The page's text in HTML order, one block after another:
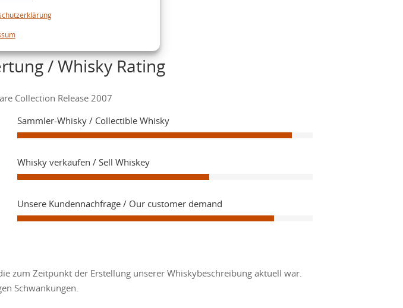
/ Whisky Rating
Collection Release 2007
Sammler-Whisky / Collectible Whisky
Whisky verkaufen / Sell Whiskey
Unsere Kundennachfrage / Our customer demand
zum Zeitpunkt der Erstellung unserer Whiskybeschreibung aktuell war.
Schwankungen.